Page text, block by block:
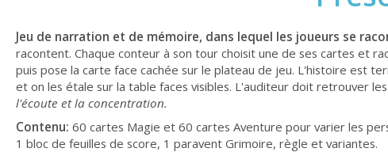
Jeu de narration et de mémoire, dans lequel les joueurs se
racontent. Chaque conteur à son tour choisit une de ses cartes et
puis pose la carte face cachée sur le plateau de jeu. L'histoire est
et on les étale sur la table faces visibles. L'auditeur doit retrouver
l'écoute et la concentration.
Contenu: 60 cartes Magie et 60 cartes Aventure pour varier les
1 bloc de feuilles de score, 1 paravent Grimoire, règle et variantes.